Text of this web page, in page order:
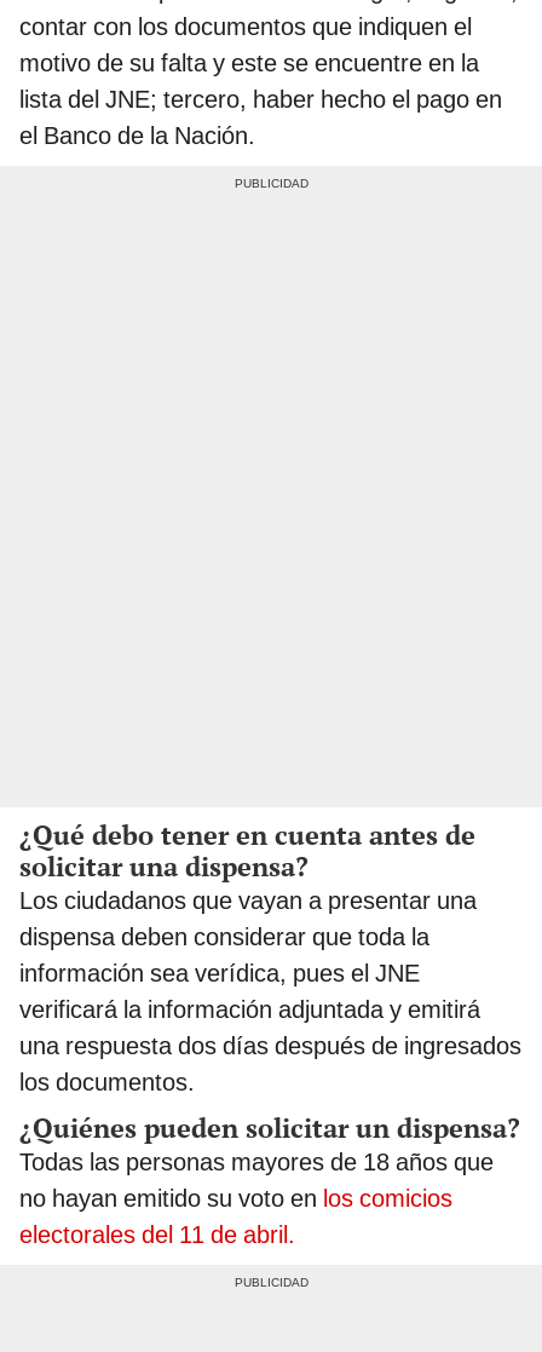
contar con los documentos que indiquen el
motivo de su falta y este se encuentre en la
lista del JNE; tercero, haber hecho el pago en
el Banco de la Nación.
¿Qué debo tener en cuenta antes de
solicitar una dispensa?
Los ciudadanos que vayan a presentar una
dispensa deben considerar que toda la
información sea verídica, pues el JNE
verificará la información adjuntada y emitirá
una respuesta dos días después de ingresados
los documentos.
¿Quiénes pueden solicitar un dispensa?
Todas las personas mayores de 18 años que
no hayan emitido su voto en los comicios
electorales del 11 de abril.